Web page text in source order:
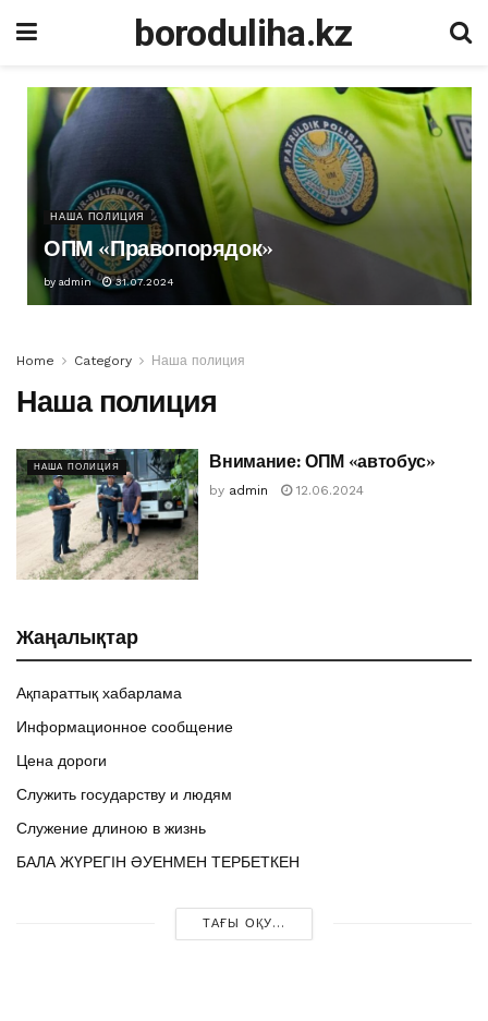
boroduliha.kz
НАША ПОЛИЦИЯ
ОПМ «Правопорядок»
by admin 31.07.2024
Home Category Наша полиция
Наша полиция
НАША ПОЛИЦИЯ Внимание: ОПМ «автобус»
by admin 12.06.2024
Жаңалықтар
Ақпараттық хабарлама
Информационное сообщение
Цена дороги
Служить государству и людям
Служение длиною в жизнь
БАЛА ЖҮРЕГІН ӘУЕНМЕН ТЕРБЕТКЕН
ТАҒЫ ОҚУ...